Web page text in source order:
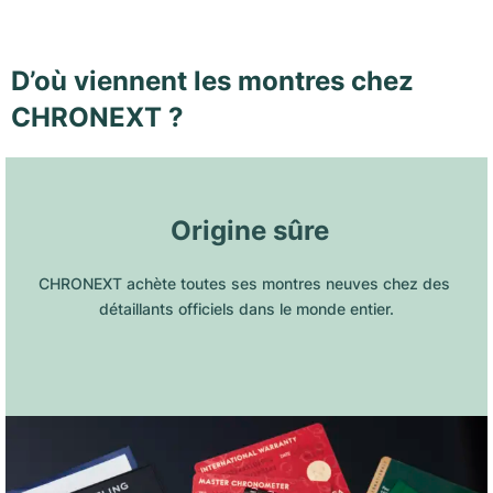
D’où viennent les montres chez
CHRONEXT ?
Origine sûre
CHRONEXT achète toutes ses montres neuves chez des
détaillants officiels dans le monde entier.